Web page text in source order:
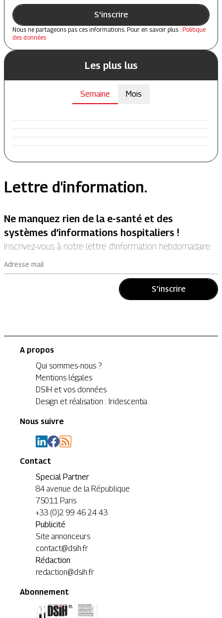
S'inscrire
Nous ne partageons pas ces informations. Pour en savoir plus : Politique
des données
Les plus lus
Semaine Mois
Lettre d'information.
Ne manquez rien de la e-santé et des
systèmes d’informations hospitaliers !
Inscrivez-vous à notre lettre d’information hebdomadaire.
Adresse mail
S'inscrire
A propos
Qui sommes-nous ?
Mentions légales
DSIH et vos données
Design et réalisation : Iridescentia
Nous suivre
Contact
Special Partner
84 avenue de la République
75011 Paris
+33 (0)2 99 46 24 43
Publicité
Site annonceurs
contact@dsih.fr
Rédaction
redaction@dsih.fr
Abonnement